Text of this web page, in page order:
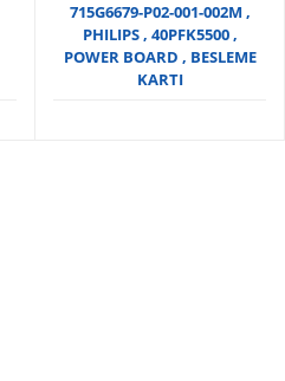
715G6679-P02-001-002M ,
PHILIPS , 40PFK5500 ,
POWER BOARD , BESLEME
KARTI